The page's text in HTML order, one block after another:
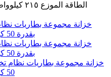
الطاقة
خزانة مجموعة بطاريات نظام
50 كيلو وات و100 كيلو وات في الساعة